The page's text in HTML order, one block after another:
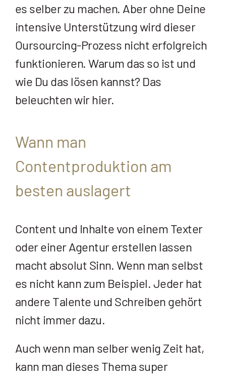
es selber zu machen. Aber ohne Deine
intensive Unterstützung wird dieser
Oursourcing-Prozess nicht erfolgreich
funktionieren. Warum das so ist und
wie Du das lösen kannst? Das
beleuchten wir hier.
Wann man
Contentproduktion am
besten auslagert
Content und Inhalte von einem Texter
oder einer Agentur erstellen lassen
macht absolut Sinn. Wenn man selbst
es nicht kann zum Beispiel. Jeder hat
andere Talente und Schreiben gehört
nicht immer dazu.
Auch wenn man selber wenig Zeit hat,
kann man dieses Thema super